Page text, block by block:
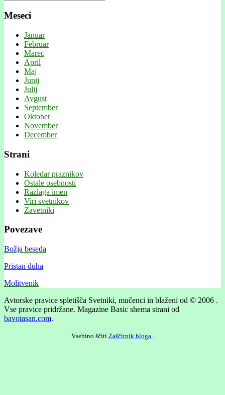
Meseci
Januar
Februar
Marec
April
Maj
Junij
Julij
Avgust
September
Oktober
November
December
Strani
Koledar praznikov
Ostale osebnosti
Razlaga imen
Viri svetnikov
Zavetniki
Povezave
Božja beseda
Pristan duha
Molitvenik
Avtorske pravice spletišča Svetniki, mučenci in blaženi od © 2006 .
Vse pravice pridržane. Magazine Basic shema strani od
bavotasan.com.
Vsebino ščiti Zaščitnik bloga